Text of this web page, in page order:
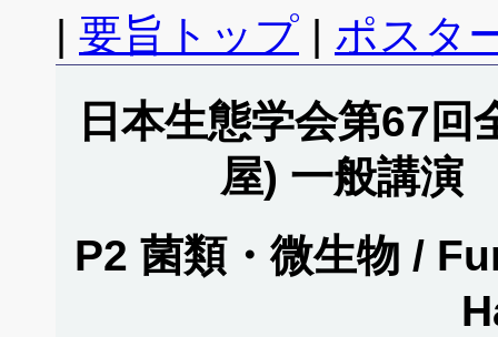
| 要旨トップ | ポスタ
日本生態学会第67
屋) 一般講演
P2 菌類・微生物 /